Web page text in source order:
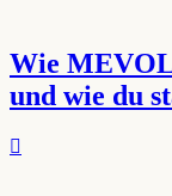
Wie
und wie du